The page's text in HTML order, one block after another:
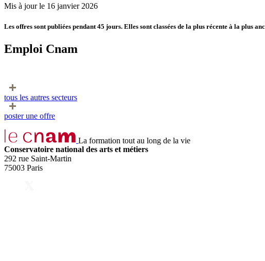
Mis à jour le 16 janvier 2026
Les offres sont publiées pendant 45 jours. Elles sont classées de la plus récente à la plus
Emploi Cnam
tous les autres secteurs
poster une offre
La formation tout au long de la vie
Conservatoire national des arts et métiers
292 rue Saint-Martin
75003 Paris